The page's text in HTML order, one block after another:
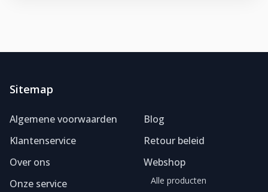
Sitemap
Algemene voorwaarden
Klantenservice
Over ons
Onze service
Blog
Retour beleid
Webshop
Alle producten